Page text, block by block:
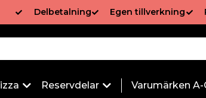
Delbetalning Egen tillverkning
Reservdelar Varumärken A-